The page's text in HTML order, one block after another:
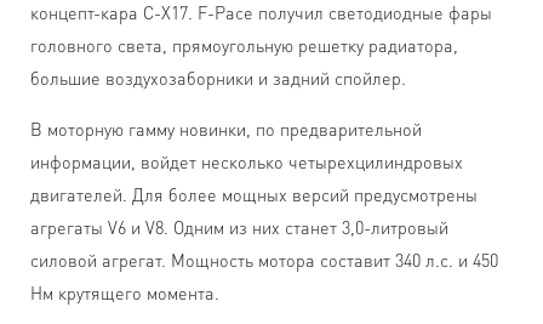
концепт-кара C-X17. F-Pace получил светодиодные фары
головного света, прямоугольную решетку радиатора,
большие воздухозаборники и задний спойлер.
В моторную гамму новинки, по предварительной
информации, войдет несколько четырехцилиндровых
двигателей. Для более мощных версий предусмотрены
агрегаты V6 и V8. Одним из них станет 3,0-литровый
силовой агрегат. Мощность мотора составит 340 л.с. и 450
Нм крутящего момента.